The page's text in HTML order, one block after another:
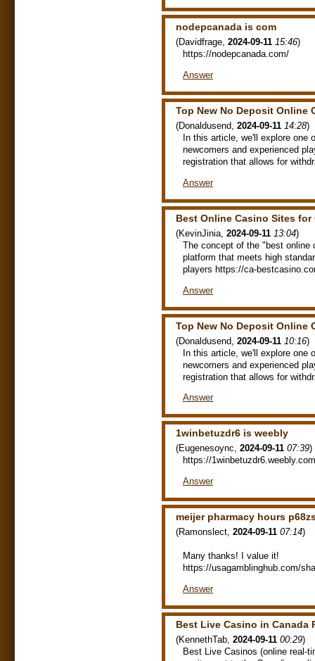
nodepcanada is com
(Davidfrage, 2024-09-11 15:46)
https://nodepcanada.com/
Answer
Top New No Deposit Online
(Donaldusend, 2024-09-11 14:28)
In this article, we'll explore one
newcomers and experienced
registration that allows for
Answer
Best Online Casino Sites for
(KevinJinia 2024-09-11 13:04)
The concept of the "best online
platform that meets high
players https://ca-
Answer
Top New No Deposit Online
(Donaldusend 2024-09-11 10:16)
In this article, we'll explore one
newcomers and experienced
registration that allows for
Answer
1winbetuzdr6 is weebly
(Eugenesoync, 2024-09-11 07:39)
https://1winbetuzdr6.weebly.com
Answer
meijer pharmacy hours
(Ramonslect, 2024-09-11 07:14)
Many thanks! I value it!
https://usagamblinghub.com/
Answer
Best Live Casino in Canada
(KennethTab, 2024-09-11 00:29)
Best Live Casinos (online real-